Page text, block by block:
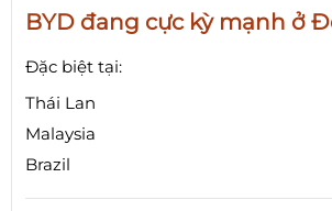
BYD đang cực kỳ mạnh ở
Đặc biệt tại:
Thái Lan
Malaysia
Brazil